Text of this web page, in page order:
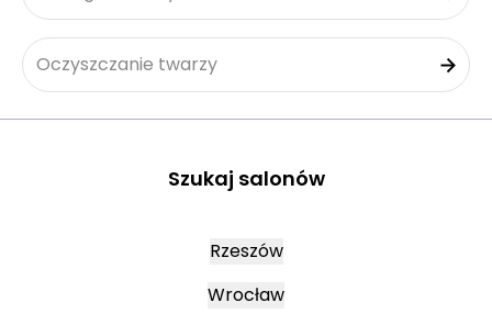
Oczyszczanie twarzy
Szukaj salonów
Rzeszów
Wrocław